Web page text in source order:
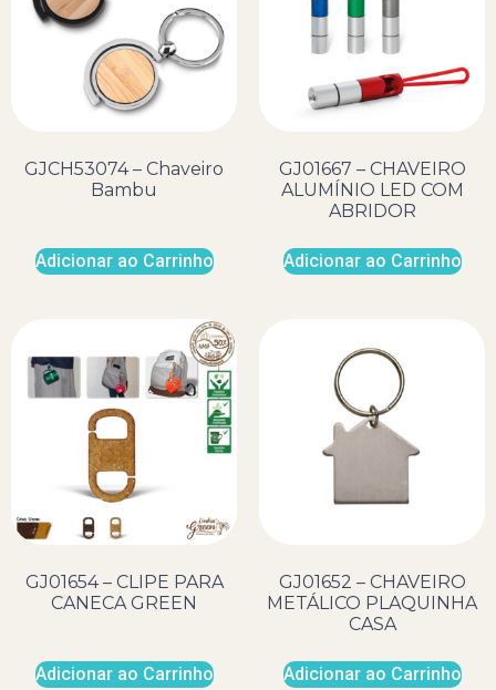
GJCH53074 – Chaveiro
Bambu
Adicionar ao Carrinho
GJ01667 – CHAVEIRO
ALUMÍNIO LED COM
ABRIDOR
Adicionar ao Carrinho
GJ01654 – CLIPE PARA
CANECA GREEN
Adicionar ao Carrinho
GJ01652 – CHAVEIRO
METÁLICO PLAQUINHA
CASA
Adicionar ao Carrinho